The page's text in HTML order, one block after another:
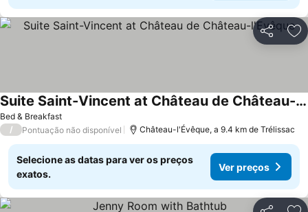
Partilhar
Bed & Breakfast
Suite Saint-Vincent at Château de Château-l'Evêque
/ Pontuação não disponível Château-l'Évêque, a 9.4 km de Trélissac
Selecione as datas para ver os preços
exatos.
Ver preços